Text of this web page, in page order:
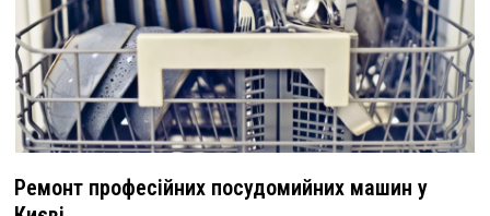
Ремонт професійних посудомийних машин у